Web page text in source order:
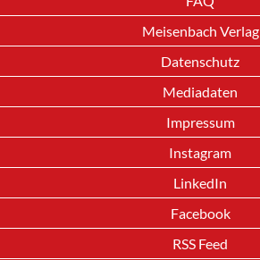
Meisenbach Verlag
Datenschutz
Mediadaten
Impressum
Instagram
LinkedIn
Facebook
RSS Feed